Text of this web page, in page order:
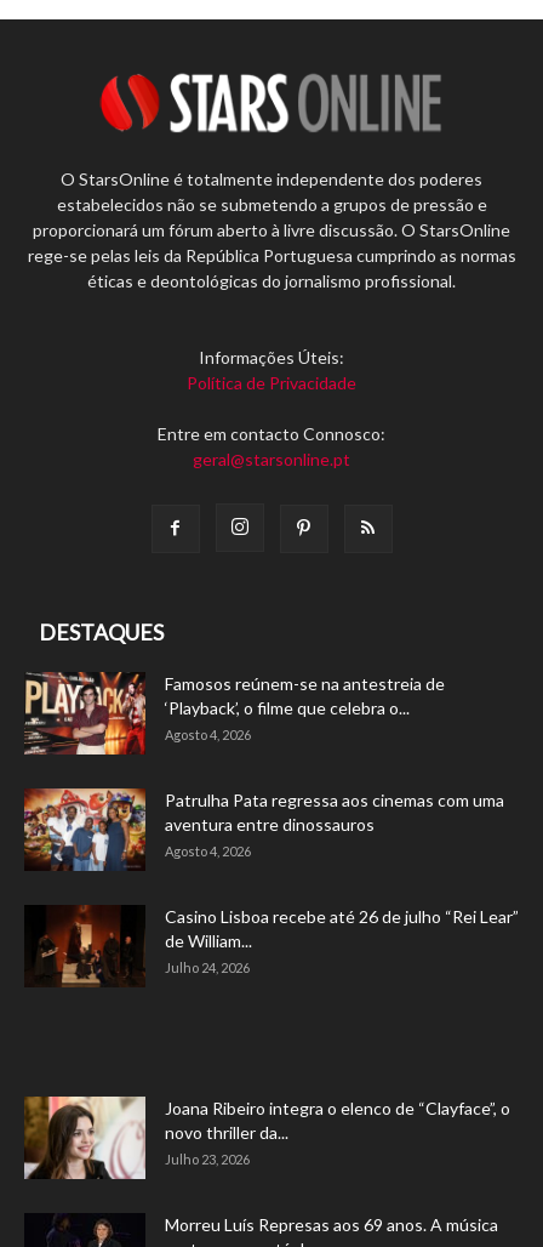
O StarsOnline é totalmente independente dos poderes
estabelecidos não se submetendo a grupos de pressão e
proporcionará um fórum aberto à livre discussão. O StarsOnline
rege-se pelas leis da República Portuguesa cumprindo as normas
éticas e deontológicas do jornalismo profissional.
Informações Úteis:
Política de Privacidade
Entre em contacto Connosco:
geral@starsonline.pt
DESTAQUES
Famosos reúnem-se na antestreia de
‘Playback’, o filme que celebra o...
Agosto 4, 2026
Patrulha Pata regressa aos cinemas com uma
aventura entre dinossauros
Agosto 4, 2026
Casino Lisboa recebe até 26 de julho “Rei Lear”
de William...
Julho 24, 2026
Joana Ribeiro integra o elenco de “Clayface”, o
novo thriller da...
Julho 23, 2026
Morreu Luís Represas aos 69 anos. A música